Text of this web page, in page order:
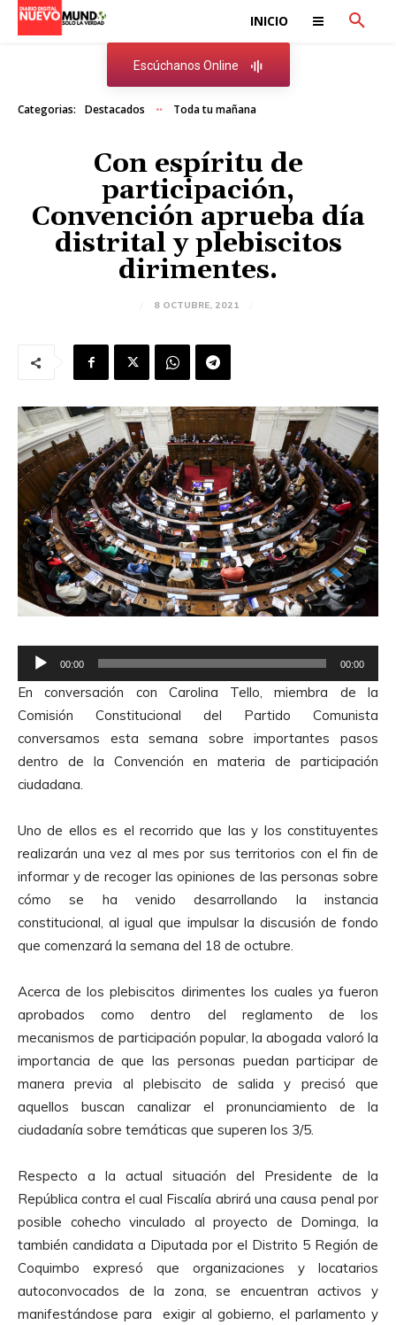
INICIO
Escúchanos Online
Categorias: Destacados Toda tu mañana
Con espíritu de
participación,
Convención aprueba día
distrital y plebiscitos
dirimentes.
8 OCTUBRE, 2021
e
p
r
o
d
u
t
o
r
d
e
A
d
i
o
00:00 00:00
En conversación con Carolina Tello, miembra de la
Comisión Constitucional del Partido Comunista
conversamos esta semana sobre importantes pasos
dentro de la Convención en materia de participación
ciudadana.
Uno de ellos es el recorrido que las y los constituyentes
realizarán una vez al mes por sus territorios con el fin de
informar y de recoger las opiniones de las personas sobre
cómo se ha venido desarrollando la instancia
constitucional, al igual que impulsar la discusión de fondo
que comenzará la semana del 18 de octubre.
Acerca de los plebiscitos dirimentes los cuales ya fueron
aprobados como dentro del reglamento de los
mecanismos de participación popular, la abogada valoró la
importancia de que las personas puedan participar de
manera previa al plebiscito de salida y precisó que
aquellos buscan canalizar el pronunciamiento de la
ciudadanía sobre temáticas que superen los 3/5.
Respecto a la actual situación del Presidente de la
República contra el cual Fiscalía abrirá una causa penal por
posible cohecho vinculado al proyecto de Dominga, la
también candidata a Diputada por el Distrito 5 Región de
Coquimbo expresó que organizaciones y locatarios
autoconvocados de la zona, se encuentran activos y
manifestándose para exigir al gobierno, el parlamento y